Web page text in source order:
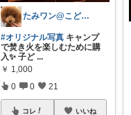
たみワン@こどもとCAMPと犬
#オリジナル写真 キャンプ
で焚き火を楽しむために購
入✨ 子ど ...
￥ 1,000
0 0 21
コレ いいね